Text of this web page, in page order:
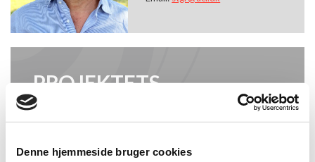
Denne hjemmeside bruger cookies
PROJEKTETS
HJEMMESIDE
hjemmeside.